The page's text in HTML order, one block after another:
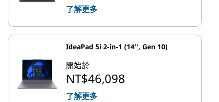
了解更多
IdeaPad 5i 2-in-1 (14'', Gen 10)
開始於
NT$46,098
了解更多